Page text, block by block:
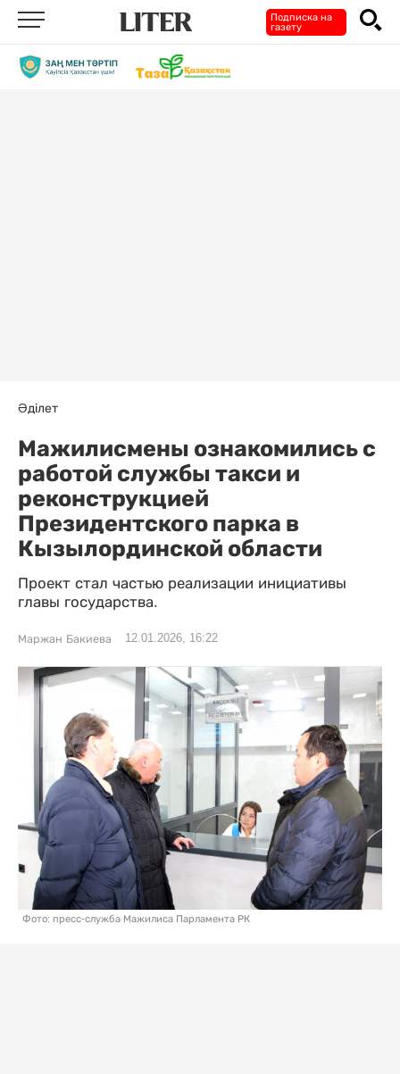
Подписка на
газету
Әділет
Мажилисмены ознакомились с
работой службы такси и
реконструкцией
Президентского парка в
Кызылординской области
Проект стал частью реализации инициативы
главы государства.
Маржан Бакиева 12.01.2026, 16:22
Фото: пресс-служба Мажилиса Парламента РК